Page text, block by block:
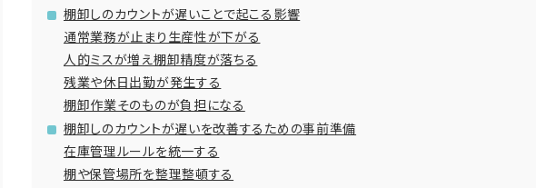
棚卸しのカウントが遅いことで起こる影響
通常業務が止まり生産性が下がる
人的ミスが増え棚卸精度が落ちる
残業や休日出勤が発生する
棚卸作業そのものが負担になる
棚卸しのカウントが遅いを改善するための事前準備
在庫管理ルールを統一する
棚や保管場所を整理整頓する